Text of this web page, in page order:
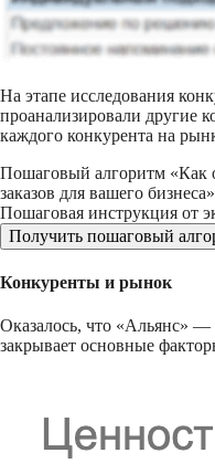
На этапе исследования
проанализировали другие
каждого конкурента на
Пошаговый алгоритм «Как
заказов для вашего
Пошаговая инструкция от
Получить пошаговый
Конкуренты и рынок
Оказалось, что «Альянс» —
закрывает основные